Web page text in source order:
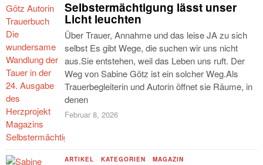
Selbstermächtigung lässt unser
Licht leuchten
Über Trauer, Annahme und das leise JA zu sich
selbst Es gibt Wege, die suchen wir uns nicht
aus.Sie entstehen, weil das Leben uns ruft. Der
Weg von Sabine Götz ist ein solcher Weg.Als
Trauerbegleiterin und Autorin öffnet sie Räume, in
denen
Februar 8, 2026
ARTIKEL · KATEGORIEN · MAGAZIN